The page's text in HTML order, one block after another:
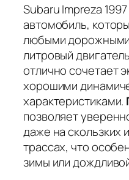
Subaru Impreza
автомобиль,
любыми дорожными
литровый
отлично сочетает
хорошими
характеристиками.
позволяет
даже на скользких
трассах, что
зимы или